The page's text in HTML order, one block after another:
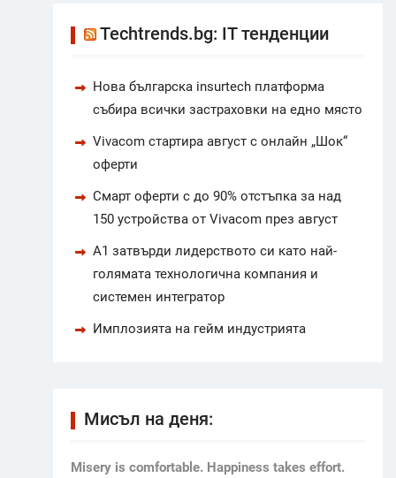
Techtrends.bg: IT тенденции
Нова българска insurtech платформа
събира всички застраховки на едно място
Vivacom стартира август с онлайн „Шок“
оферти
Смарт оферти с до 90% отстъпка за над
150 устройства от Vivacom през август
А1 затвърди лидерството си като най-
голямата технологична компания и
системен интегратор
Имплозията на гейм индустрията
Мисъл на деня:
Мisery is comfortable. Happiness takes effort.